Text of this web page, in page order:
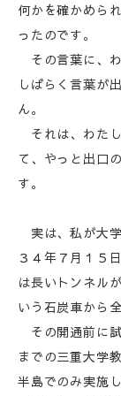
何かを確かめら
ったのです。
その言葉に、
しばらく言葉が
ん。
それは、わた
て、やっと出口
実は、私が大
３４年７月１５
は長いトンネル
いう石炭車から
その開通前に
までの三重大学
半島でのみ実施